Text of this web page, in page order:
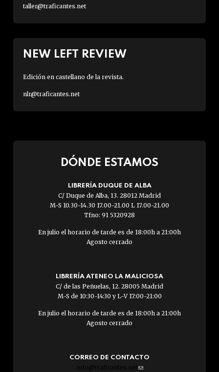
taller@traficantes.net
NEW LEFT REVIEW
Edición en castellano de la revista.
nlr@traficantes.net
DÓNDE ESTAMOS
LIBRERÍA DUQUE DE ALBA
C/ Duque de Alba, 13. 28012 Madrid
M-S 10.30-14.30 17.00-21.00 L 17.00-21.00
Tfno: 91 5320928
En julio el horario de tarde es de 18:00h a 21:00h
Agosto cerrado
LIBRERÍA ATENEO LA MALICIOSA
C/ de las Peñuelas, 12. 28005 Madrid
M-S de 10:30-14:30 y L-V 17:00-21:00
En julio el horario de tarde es de 18:00h a 21:00h
Agosto cerrado
CORREO DE CONTACTO
info@traficantes.net (link